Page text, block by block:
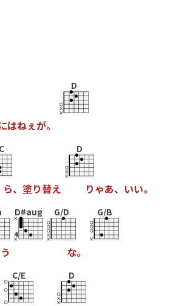
はねぇが。
D
ら、 塗り替え
D
り ゃあ、 いい。
う
D#aug G/D
な。
G/B
C/E D